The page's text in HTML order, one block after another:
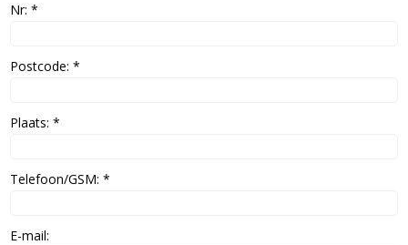
Nr: *
Postcode: *
Plaats: *
Telefoon/GSM: *
E-mail: